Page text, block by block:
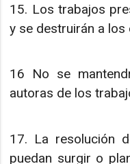
15. Los trabajos
y se destruirán a
16 No se
autoras de los
17. La resolución
puedan surgir o